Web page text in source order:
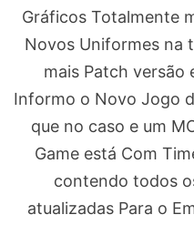
Gráficos Totalmente
Novos Uniformes na
mais Patch versão
Informo o Novo Jogo
que no caso e um
Game está Com
contendo todos
atualizadas Para o